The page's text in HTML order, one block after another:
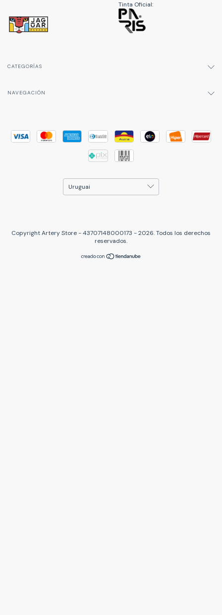
Tinta Oficial:
CATEGORÍAS
NAVEGACIÓN
Copyright Artery Store - 43707148000173 - 2026. Todos los derechos
reservados.